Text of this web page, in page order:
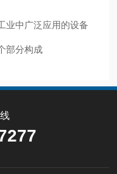
业中广泛应用的设备
部分构成